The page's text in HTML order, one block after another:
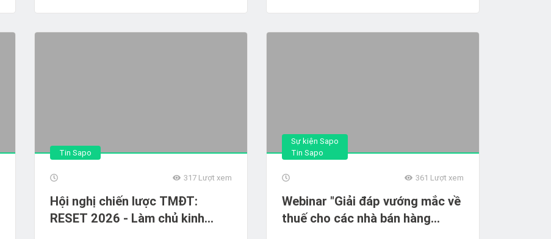
Tin Sapo
317Lượt xem
Hội nghị chiến lược TMĐT:
RESET 2026 - Làm chủ kinh
Sự kiện Sapo
Tin Sapo
361 Lượt xem
Webinar "Giải đáp vướng mắc về
thuế cho các nhà bán hàng